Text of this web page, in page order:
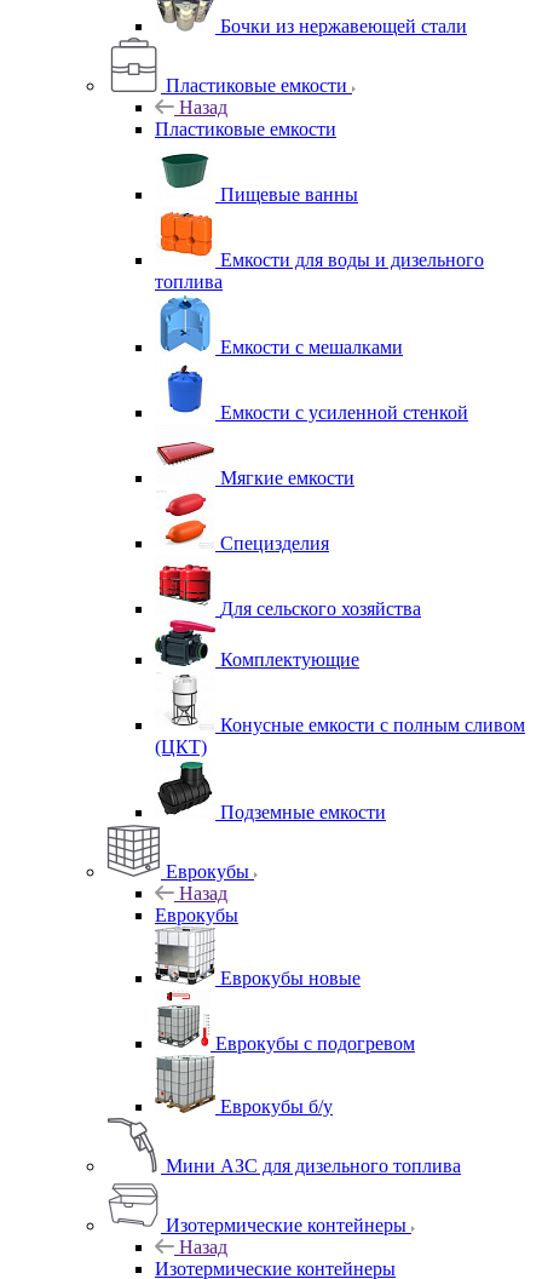
Бочки из нержавеющей стали
Пластиковые емкости
Назад
Пластиковые емкости
Пищевые ванны
Емкости для воды и дизельного
топлива
Емкости с мешалками
Емкости с усиленной стенкой
Мягкие емкости
Специзделия
Для сельского хозяйства
Комплектующие
Конусные емкости с полным сливом
(ЦКТ)
Подземные емкости
Еврокубы
Назад
Еврокубы
Еврокубы новые
Еврокубы с подогревом
Еврокубы б/у
Мини АЗС для дизельного топлива
Изотермические контейнеры
Назад
Изотермические контейнеры